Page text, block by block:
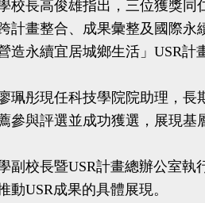
長高俊雄指出，三位獲獎同仁
計畫整合、成果彙整及國際
造永續宜居城鄉生活」USR計
彤現任科技學院院助理，長
參與評選並成功獲選，展現基
校長暨USR計畫總辦公室執
動USR成果的具體展現。